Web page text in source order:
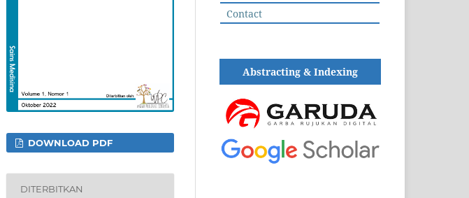
DOWNLOAD PDF
DITERBITKAN
Contact
Abstracting & Indexing